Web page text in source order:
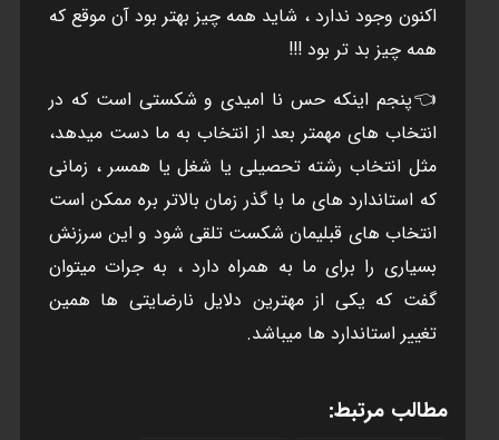
اکنون وجود ندارد ، شايد همه چيز بهتر بود آن موقع که
همه چيز بد تر بود !!!
👈پنجم اينکه حس نا اميدی و شکستی است که در
انتخاب های مهمتر بعد از انتخاب به ما دست ميدهد،
مثل انتخاب رشته تحصيلی يا شغل يا همسر ، زمانی
که استاندارد های ما با گذر زمان بالاتر بره ممکن است
انتخاب های قبليمان شکست تلقی شود و اين سرزنش
بسياری را برای ما به همراه دارد ، به جرات ميتوان
گفت که يکی از مهترين دلايل نارضايتی ها همين
تغيير استاندارد ها ميباشد.
مطالب مرتبط: